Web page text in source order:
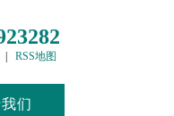
RSS地图
们